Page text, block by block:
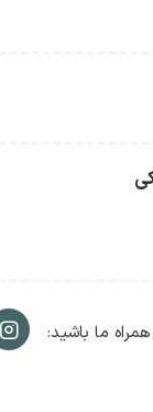
ما باشید: